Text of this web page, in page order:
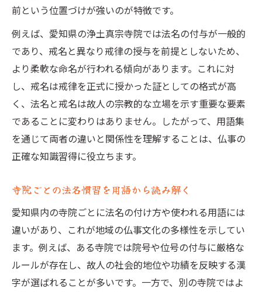
前という位置づけが強いのが特徴です。
例えば、愛知県の浄土真宗寺院では法名の付与が一般的
であり、戒名と異なり戒律の授与を前提としないため、
より柔軟な命名が行われる傾向があります。これに対
し、戒名は戒律を正式に授かった証としての格式が高
く、法名と戒名は故人の宗教的な立場を示す重要な要素
であることに変わりはありません。したがって、用語集
を通じて両者の違いと関係性を理解することは、仏事の
正確な知識習得に役立ちます。
寺院ごとの法名慣習を用語から読み解く
愛知県内の寺院ごとに法名の付け方や使われる用語には
違いがあり、これが地域の仏事文化の多様性を示してい
ます。例えば、ある寺院では院号や位号の付与に厳格な
ルールが存在し、故人の社会的地位や功績を反映する漢
字が選ばれることが多いです。一方で、別の寺院ではよ